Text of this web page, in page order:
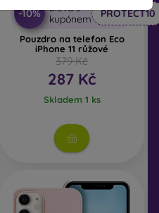
-10%
Sleva s
kupónem
PROTECT10
Pouzdro na telefon Eco
iPhone 11 růžové
379 Kč
287 Kč
Skladem 1 ks